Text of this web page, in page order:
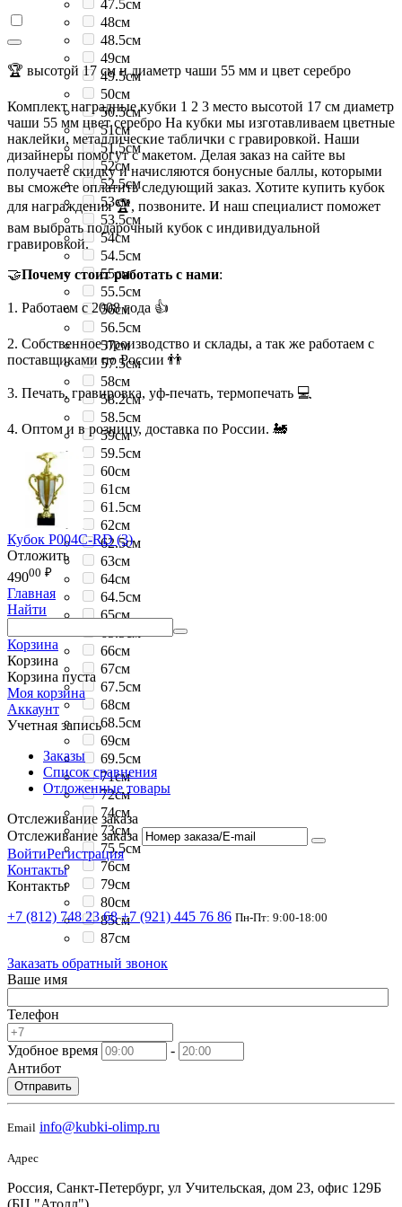
47.5см
48см
48.5см
49см
49.5см
50см
50.5см
51см
51.5см
52см
52.5см
53см
53.5см
54см
54.5см
55см
55.5см
56см
56.5см
57см
57.5см
58см
58.2см
58.5см
59см
59.5см
60см
61см
61.5см
62см
62.5см
63см
64см
64.5см
65см
65.5см
66см
67см
67.5см
68см
68.5см
69см
69.5см
71см
72см
74см
73см
75.5см
76см
79см
80см
85см
87см
🏆 высотой 17 см и диаметр чаши 55 мм и цвет серебро
Комплект наградные кубки 1 2 3 место высотой 17 см диаметр
чаши 55 мм цвет серебро На кубки мы изготавливаем цветные
наклейки, металлические таблички с гравировкой. Наши
дизайнеры помогут с макетом. Делая заказ на сайте вы
получаете скидку и начисляются бонусные баллы, которыми
вы сможете оплатить следующий заказ. Хотите купить кубок
для награждения 🏆, позвоните. И наш специалист поможет
вам выбрать подарочный кубок с индивидуальной
гравировкой.
🤝Почему стоит работать с нами:
1. Работаем с 2008 года 👍
2. Собственное производство и склады, а так же работаем с
поставщиками по России 👬
3. Печать, гравировка, уф-печать, термопечать 💻
4. Оптом и в розницу, доставка по России. 🚂
Кубок P004C-RD (3)
Отложить
49000 ₽
Главная
Найти
Корзина
Корзина
Корзина пуста
Моя корзина
Аккаунт
Учетная запись
Заказы
Список сравнения
Отложенные товары
Отслеживание заказа
Отслеживание заказа
ВойтиРегистрация
Контакты
Контакты
+7 (812) 748 23 68 +7 (921) 445 76 86 Пн-Пт: 9:00-18:00
Заказать обратный звонок
Ваше имя
Телефон
Удобное время
-
Антибот
Отправить
Email info@kubki-olimp.ru
Адрес
Россия, Санкт-Петербург, ул Учительская, дом 23, офис 129Б
(БЦ "Атолл")